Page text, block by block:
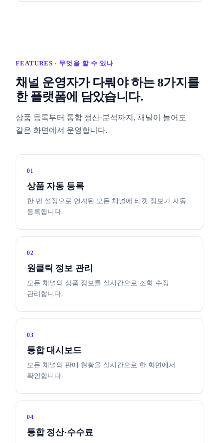
FEATURES · 무엇을 할 수 있나
채널 운영자가 다뤄야 하는 8가지를
한 플랫폼에 담았습니다.
상품 등록부터 통합 정산·분석까지, 채널이 늘어도
같은 화면에서 운영합니다.
01
상품 자동 등록
한 번 설정으로 연계된 모든 채널에 티켓 정보가 자동
등록됩니다.
02
원클릭 정보 관리
모든 채널의 상품 정보를 실시간으로 조회·수정·
관리합니다.
03
통합 대시보드
모든 채널의 판매 현황을 실시간으로 한 화면에서
확인합니다.
04
통합 정산·수수료